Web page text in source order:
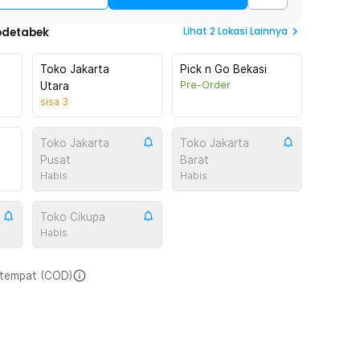
Lihat 2Lokasi Lainnya
Toko Jakarta
Utara
sisa 3
Pick n Go Bekasi
Pre-Order
Toko Jakarta
Pusat
Habis
Toko Jakarta
Barat
Habis
Toko Cikupa
Habis
(COD)